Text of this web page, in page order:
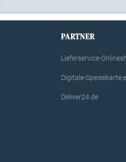
PARTNER
Lieferservice-
Digitale-
Deliver24.de